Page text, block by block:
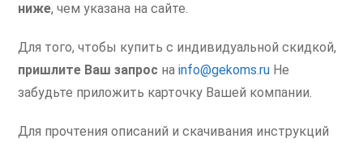
ниже, чем указана на сайте.
Для того, чтобы купить с индивидуальной скидкой,
пришлите Ваш запрос наinfo@gekoms.ru Не
забудьте приложить карточку Вашей компании.
Для прочтения описаний и скачивания инструкций